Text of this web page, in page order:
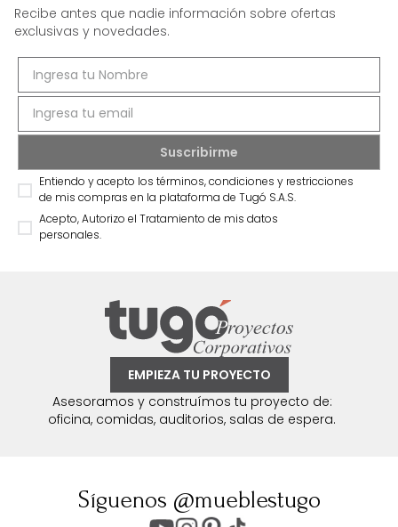
Recibe antes que nadie información sobre ofertas
exclusivas y novedades.
Entiendo y acepto los términos, condiciones y restricciones
de mis compras en la plataforma de Tugó S.A.S.
Acepto, Autorizo el Tratamiento de mis datos
personales.
EMPIEZA TU PROYECTO
Asesoramos y construímos tu proyecto de:
oficina, comidas, auditorios, salas de espera.
Síguenos @mueblestugo